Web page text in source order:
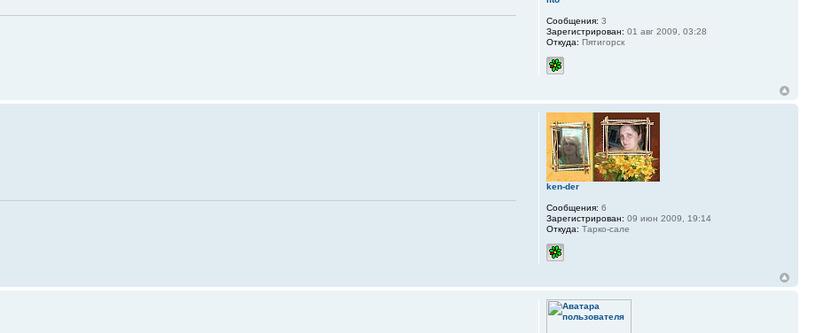
Сообщения: 3
Зарегистрирован: 01 авг 2009, 03:28
Откуда: Пятигорск
ken-der
Сообщения: 6
Зарегистрирован: 09 июн 2009, 19:14
Откуда: Тарко-сале